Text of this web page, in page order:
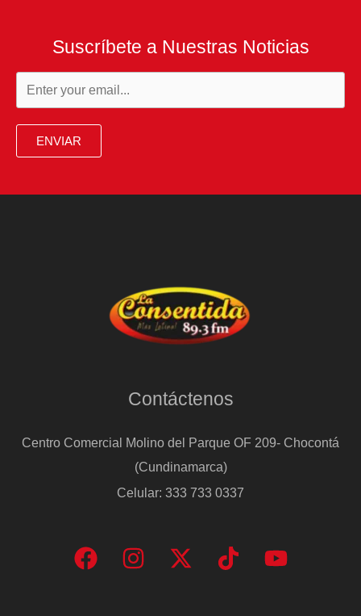
Suscríbete a Nuestras Noticias
ENVIAR
Contáctenos
Centro Comercial Molino del Parque OF 209- Chocontá
(Cundinamarca)
Celular: 333 733 0337